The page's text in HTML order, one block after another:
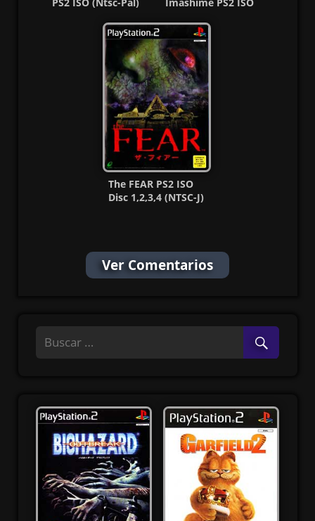
The FEAR PS2 ISO
Disc 1,2,3,4 (NTSC-J)
Ver Comentarios